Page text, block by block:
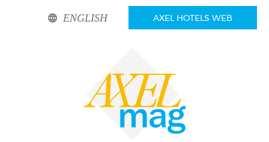
ENGLISH AXEL HOTELS WEB